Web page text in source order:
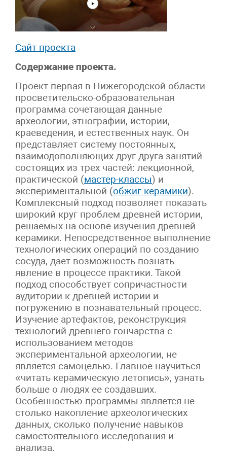
Сайт проекта
Содержание проекта.
Проект первая в Нижегородской области
просветительско-образовательная
программа сочетающая данные
археологии, этнографии, истории,
краеведения, и естественных наук. Он
представляет систему постоянных,
взаимодополняющих друг друга занятий
состоящих из трех частей: лекционной,
практической (мастер-классы) и
экспериментальной (обжиг керамики).
Комплексный подход позволяет показать
широкий круг проблем древней истории,
решаемых на основе изучения древней
керамики. Непосредственное выполнение
технологических операций по созданию
сосуда, дает возможность познать
явление в процессе практики. Такой
подход способствует сопричастности
аудитории к древней истории и
погружению в познавательный процесс.
Изучение артефактов, реконструкция
технологий древнего гончарства с
использованием методов
экспериментальной археологии, не
является самоцелью. Главное научиться
«читать керамическую летопись», узнать
больше о людях ее создавших.
Особенностью программы является не
столько накопление археологических
данных, сколько получение навыков
самостоятельного исследования и
анализа.